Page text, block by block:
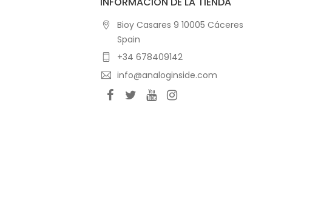
Bioy Casares 9 10005 Cáceres
Spain
+34 678409142
info@analoginside.com